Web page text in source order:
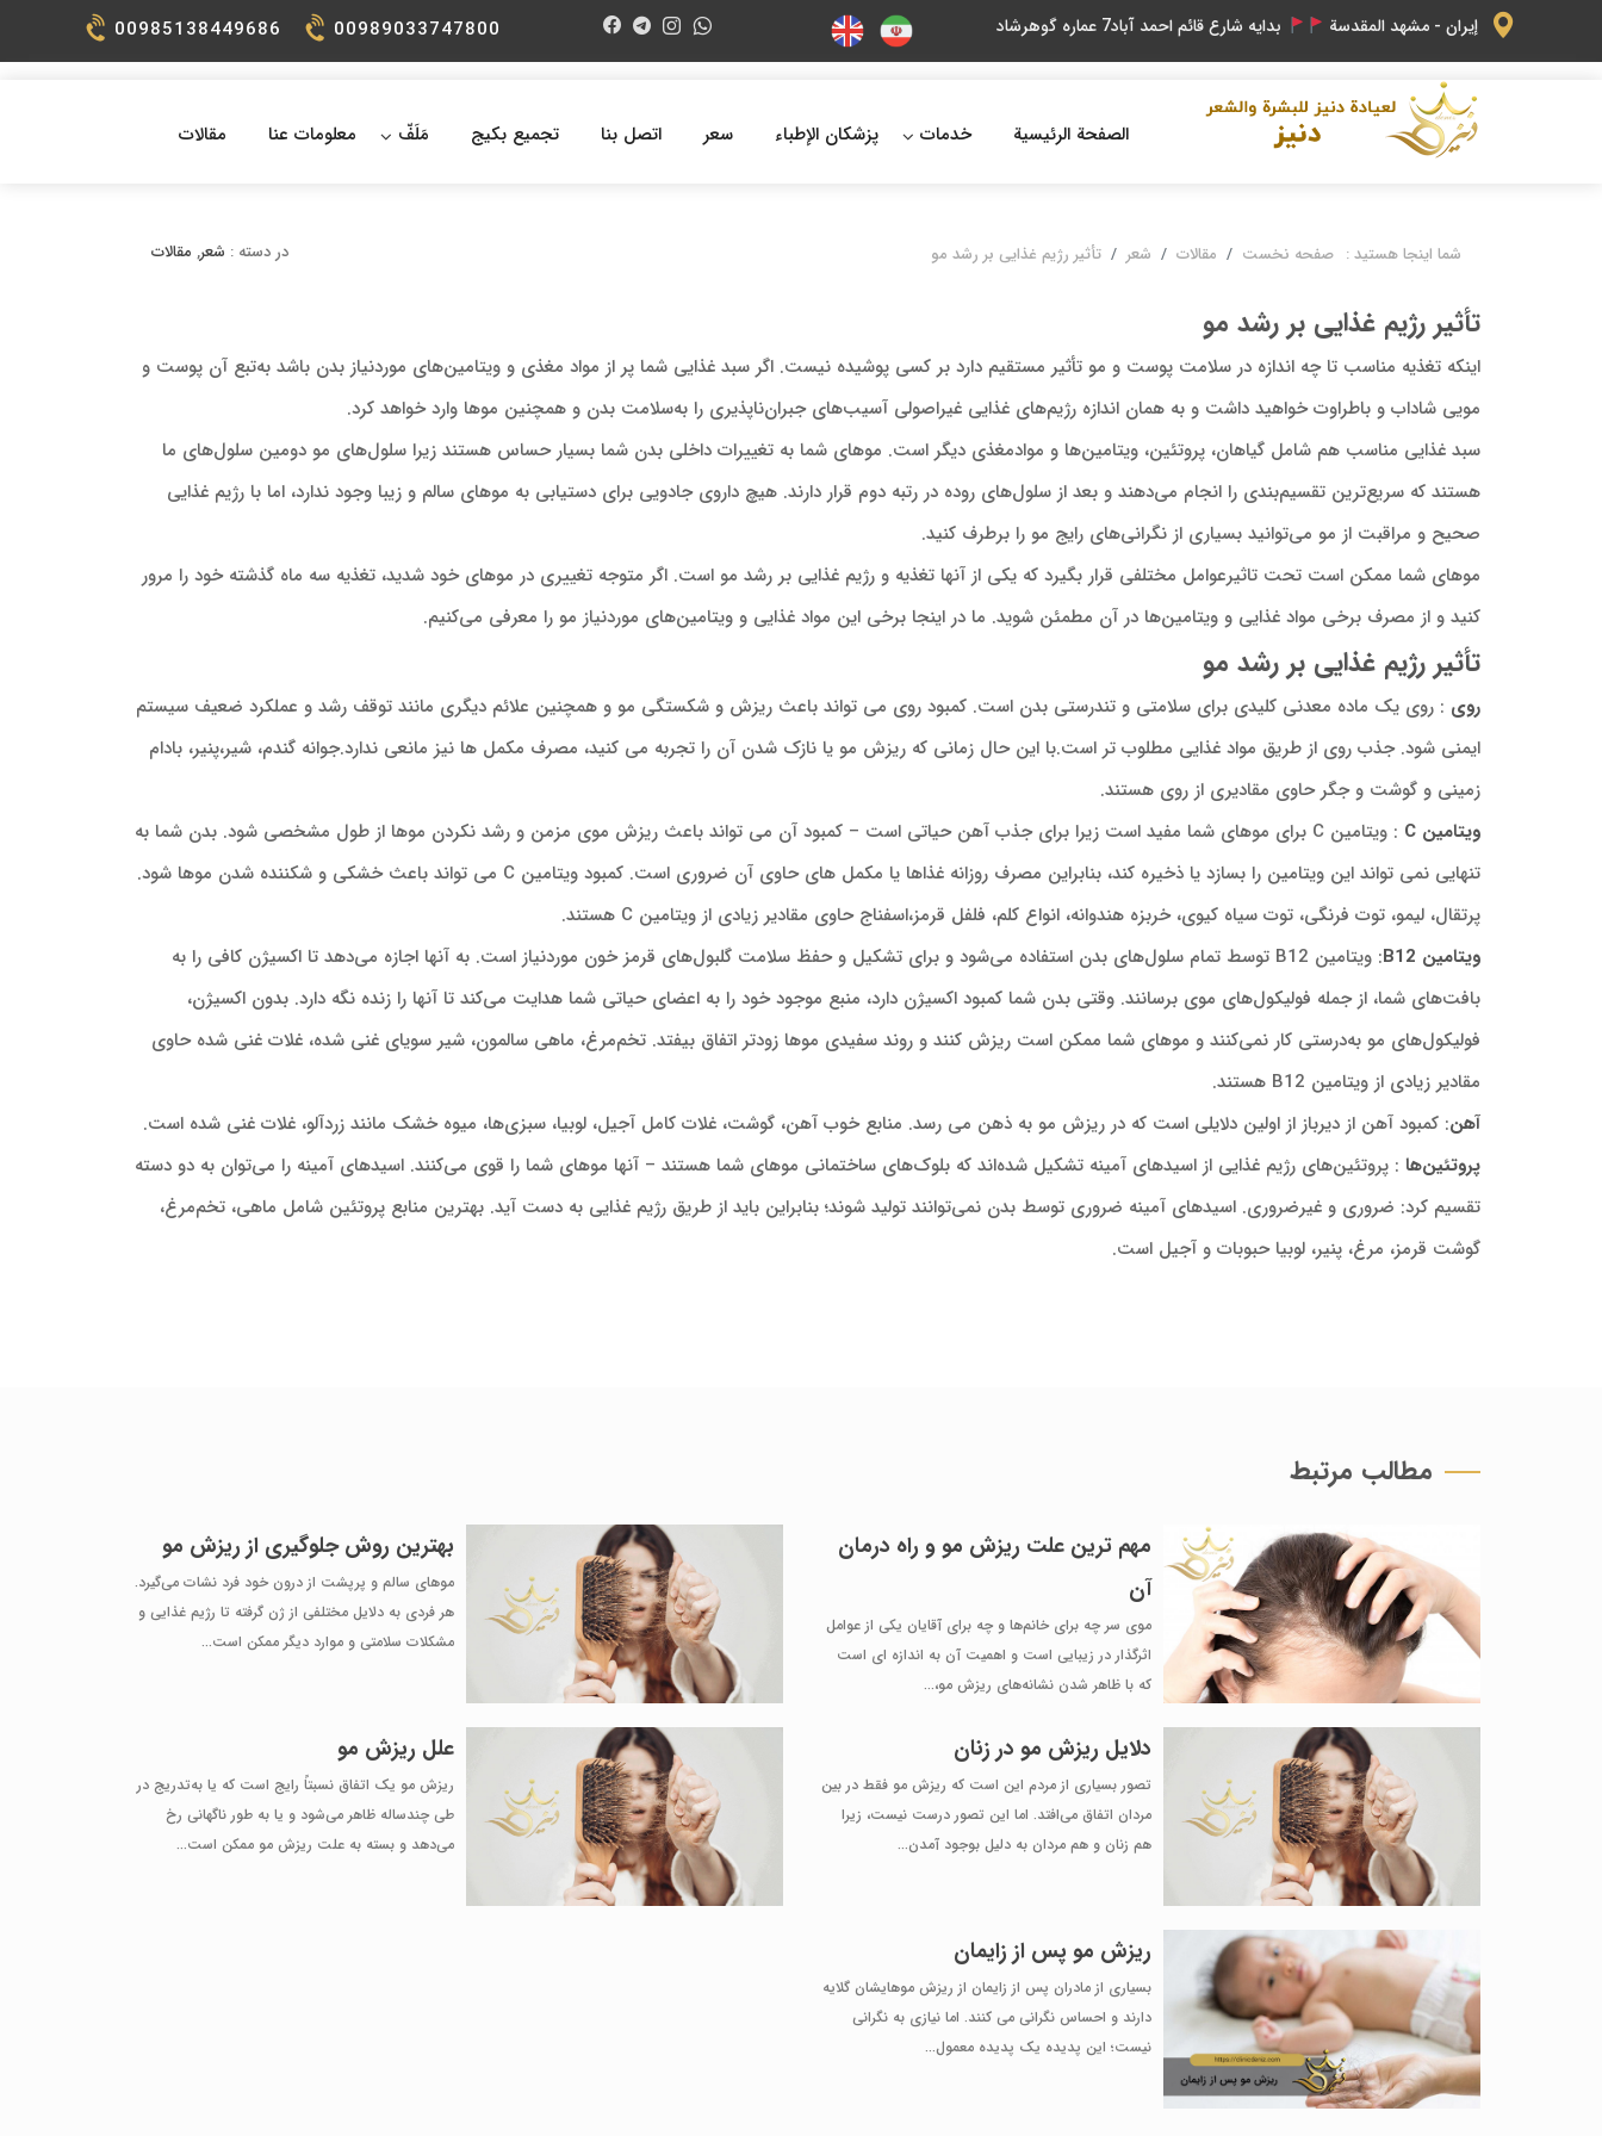
إيران - مشهد المقدسة بدایه شارع قائم احمد آباد7 عماره گوهرشاد 00989033747800
00985138449686
الصفحة الرئيسية خدمات پزشکان الإطباء سعر اتصل بنا تجميع بکیج مَلَفّ معلومات عنا مقالات
شما اینجا هستید : صفحه نخست مقالات شعر تأثیر رژیم غذایی بر رشد مو در دسته : شعر, مقالات
تأثیر رژیم غذایی بر رشد مو
اینکه تغذیه مناسب تا چه اندازه در سلامت پوست و مو تأثیر مستقیم دارد بر کسی پوشیده نیست. اگر سبد غذایی شما پر از مواد مغذی و ویتامین‌های موردنیاز بدن باشد به‌تبع آن پوست و
مویی شاداب و باطراوت خواهید داشت و به همان اندازه رژیم‌های غذایی غیراصولی آسیب‌های جبران‌ناپذیری را به‌سلامت بدن و همچنین موها وارد خواهد کرد.
سبد غذایی مناسب هم شامل گیاهان، پروتئین، ویتامین‌ها و موادمغذی دیگر است. موهای شما به تغییرات داخلی بدن شما بسیار حساس هستند زیرا سلول‌های مو دومین سلول‌های ما
هستند که سریع‌ترین تقسیم‌بندی را انجام می‌دهند و بعد از سلول‌های روده در رتبه دوم قرار دارند. هیچ داروی جادویی برای دستیابی به موهای سالم و زیبا وجود ندارد، اما با رژیم غذایی
صحیح و مراقبت از مو می‌توانید بسیاری از نگرانی‌های رایج مو را برطرف کنید.
موهای شما ممکن است تحت تاثیرعوامل مختلفی قرار بگیرد که یکی از آنها تغذیه و رژیم غذایی بر رشد مو است. اگر متوجه تغییری در موهای خود شدید، تغذیه سه ماه گذشته خود را مرور
کنید و از مصرف برخی مواد غذایی و ویتامین‌ها در آن مطمئن شوید. ما در اینجا برخی این مواد غذایی و ویتامین‌های موردنیاز مو را معرفی می‌کنیم.
تأثیر رژیم غذایی بر رشد مو
روی : روی یک ماده معدنی کلیدی برای سلامتی و تندرستی بدن است. کمبود روی می تواند باعث ریزش و شکستگی مو و همچنین علائم دیگری مانند توقف رشد و عملکرد ضعیف سیستم
ایمنی شود. جذب روی از طریق مواد غذایی مطلوب تر است.با این حال زمانی که ریزش مو یا نازک شدن آن را تجربه می کنید، مصرف مکمل ها نیز مانعی ندارد.جوانه گندم، شیر،پنیر، بادام
زمینی و گوشت و جگر حاوی مقادیری از روی هستند.
ویتامین C
: ویتامین C برای موهای شما مفید است زیرا برای جذب آهن حیاتی است – کمبود آن می تواند باعث ریزش موی مزمن و رشد نکردن موها از طول مشخصی شود. بدن شما به
تنهایی نمی تواند این ویتامین را بسازد یا ذخیره کند، بنابراین مصرف روزانه غذاها یا مکمل های حاوی آن ضروری است. کمبود ویتامین C می تواند باعث خشکی و شکننده شدن موها شود.
پرتقال، لیمو، توت فرنگی، توت سیاه کیوی، خربزه هندوانه، انواع کلم، فلفل قرمز،اسفناج حاوی مقادیر زیادی از ویتامین C هستند.
ویتامین B12
: ویتامین B12 توسط تمام سلول‌های بدن استفاده می‌شود و برای تشکیل و حفظ سلامت گلبول‌های قرمز خون موردنیاز است. به آنها اجازه می‌دهد تا اکسیژن کافی را به
بافت‌های شما، از جمله فولیکول‌های موی برسانند‌. وقتی بدن شما کمبود اکسیژن دارد، منبع موجود خود را به اعضای حیاتی شما هدایت می‌کند تا آنها را زنده نگه دارد. بدون اکسیژن،
فولیکول‌های مو به‌درستی کار نمی‌کنند و موهای شما ممکن است ریزش کنند و روند سفیدی موها زودتر اتفاق بیفتد. تخم‌مرغ، ماهی سالمون، شیر سویای غنی شده، غلات غنی شده حاوی
مقادیر زیادی از ویتامین B12 هستند.
آهن: کمبود آهن از دیرباز از اولین دلایلی است که در ریزش مو به ذهن می رسد‌‌. منابع خوب آهن، گوشت، غلات کامل آجیل، لوبیا، سبزی‌ها، میوه خشک مانند زردآلو، غلات غنی شده است.
پروتئین‌ها : پروتئین‌های رژیم غذایی از اسیدهای آمینه تشکیل شده‌اند که بلوک‌های ساختمانی موهای شما هستند – آنها موهای شما را قوی می‌کنند. اسیدهای آمینه را می‌توان به دو دسته
تقسیم کرد: ضروری و غیرضروری. اسیدهای آمینه ضروری توسط بدن نمی‌توانند تولید شوند؛ بنابراین باید از طریق رژیم غذایی به دست آید. بهترین منابع پروتئین شامل ماهی، تخم‌مرغ،
گوشت قرمز، مرغ، پنیر، لوبیا حبوبات و آجیل است.
مطالب مرتبط
مهم ترین علت ریزش مو و راه درمان
آن
موی سر چه برای خانم‌ها و چه برای آقایان یکی از عوامل
اثرگذار در زیبایی است و اهمیت آن به اندازه ای است
که با ظاهر شدن نشانه‌های ریزش مو،...
بهترین روش جلوگیری از ریزش مو
موهای سالم و پرپشت از درون خود فرد نشات می‌گیرد.
هر فردی به دلایل مختلفی از ژن گرفته تا رژیم غذایی و
مشکلات سلامتی و موارد دیگر ممکن است...
دلایل ریزش مو در زنان
تصور بسیاری از مردم این است که ریزش مو فقط در بین
مردان اتفاق می‌افتد. اما این تصور درست نیست، زیرا
هم زنان و هم مردان به دلیل بوجود آمدن...
علل ریزش مو
ریزش مو یک اتفاق نسبتاً رایج است که یا به‌تدریج در
طی چندساله ظاهر می‌شود و یا به طور ناگهانی رخ
می‌دهد و بسته به علت ریزش مو ممکن است...
ریزش مو پس از زایمان
بسیاری از مادران پس از زایمان از ریزش موهایشان گلایه
دارند و احساس نگرانی می‌ کنند. اما نیازی به نگرانی
نیست؛ این پدیده یک پدیده معمول...